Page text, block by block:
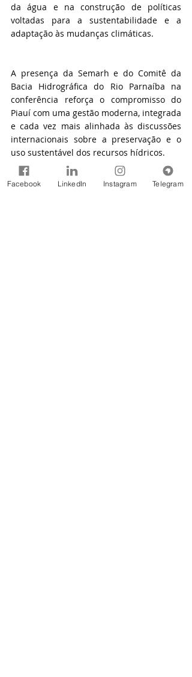
da água e na construção de políticas
voltadas para a sustentabilidade e a
adaptação às mudanças climáticas.
A presença da Semarh e do Comitê da
Bacia Hidrográfica do Rio Parnaíba na
conferência reforça o compromisso do
Piauí com uma gestão moderna, integrada
e cada vez mais alinhada às discussões
internacionais sobre a preservação e o
uso sustentável dos recursos hídricos.
Fonte: SEMARH-PI
Facebook LinkedIn Instagram Telegram